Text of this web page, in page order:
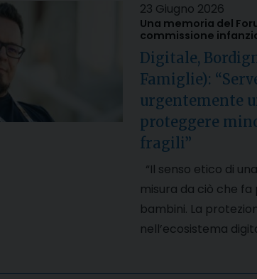
23 Giugno 2026
Una memoria del
commissione
Digitale,
Famiglie):
urgentemente
proteggere
fragili”
“Il senso etico di
misura da ciò che fa
bambini. La
nell’ecosistema